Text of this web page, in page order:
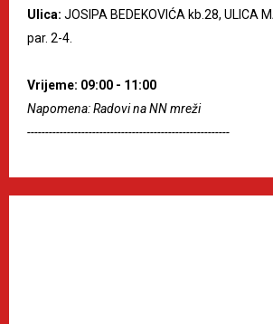
Ulica: JOSIPA BEDEKOVIĆA kb.28, ULICA
par. 2-4.
Vrijeme: 09:00 - 11:00
Napomena: Radovi na NN mreži
--------------------------------------------------------